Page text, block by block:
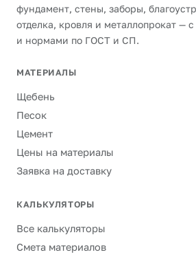
фундамент, стены, заборы,
отделка, кровля и металлопрокат —
и нормами по ГОСТ и СП.
МАТЕРИАЛЫ
Щебень
Песок
Цемент
Цены на материалы
Заявка на доставку
КАЛЬКУЛЯТОРЫ
Все калькуляторы
Смета материалов